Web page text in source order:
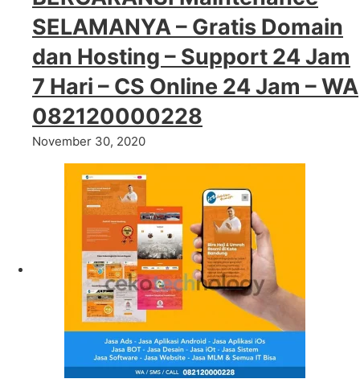
SELAMANYA – Gratis Domain
dan Hosting – Support 24 Jam
7 Hari – CS Online 24 Jam – WA
082120000228
November 30, 2020